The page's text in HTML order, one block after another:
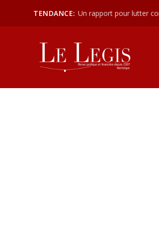
TENDANCE: Un rapport pour lutter